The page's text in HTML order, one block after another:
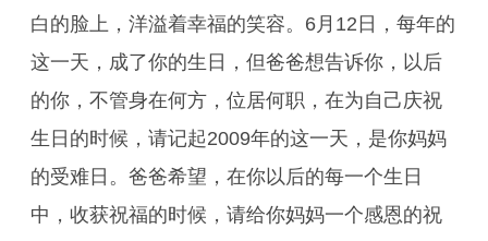
白的脸上，洋溢着幸福的笑容。6月12日，每年的
这一天，成了你的生日，但爸爸想告诉你，以后
的你，不管身在何方，位居何职，在为自己庆祝
生日的时候，请记起2009年的这一天，是你妈妈
的受难日。爸爸希望，在你以后的每一个生日
中，收获祝福的时候，请给你妈妈一个感恩的祝